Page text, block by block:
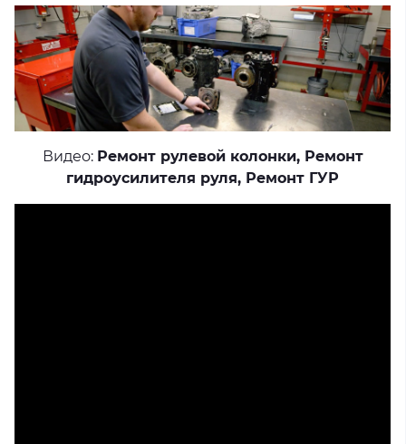
Видео: Ремонт рулевой колонки, Ремонт
гидроусилителя руля, Ремонт ГУР